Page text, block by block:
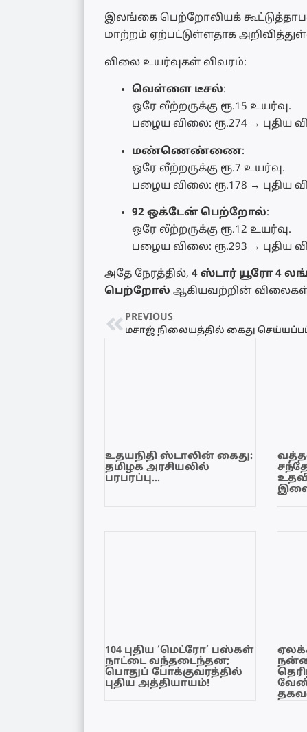
இலங்கை பெற்றோலியக்
மாற்றம் ஏற்பட்டுள்ளதாக
விலை உயர்வுகள் விவரம்:
வெள்ளை டீசல்:
ஒரே லீற்றருக்கு ரூ.15 உயர்வு.
பழைய விலை: ரூ.274 → புதிய
மண்ணெண்ணை:
ஒரே லீற்றருக்கு ரூ.7 உயர்வு.
பழைய விலை: ரூ.178 → புதிய
92 ஒக்டேன் பெற்றோல்:
ஒரே லீற்றருக்கு ரூ.12 உயர்வு.
பழைய விலை: ரூ.293 → புதிய
அதே நேரத்தில், 4 ஸ்டார் யூரோ 4
பெற்றோல் ஆகியவற்றின் விலைகள்
PREVIOUS
உதயநிதி ஸ்டாலின் கைது:
தமிழக அரசியலில்
பரபரப்பு…
104 புதிய ‘மெட்ரோ’ பஸ்கள்
நாட்டை வந்தடைந்தன;
பொதுப் போக்குவரத்தில்
புதிய அத்தியாயம்!